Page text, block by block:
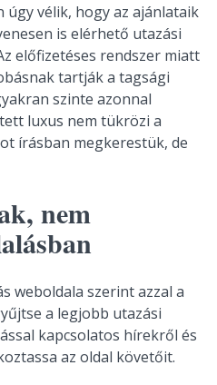
vélik, hogy az ajánlataik
is elérhető utazási
előfizetéses rendszer miatt
tartják a tagsági
szinte azonnal
luxus nem tükrözi a
írásban megkerestük, de
nem
weboldala szerint azzal a
a legjobb utazási
kapcsolatos hírekről és
az oldal követőit.